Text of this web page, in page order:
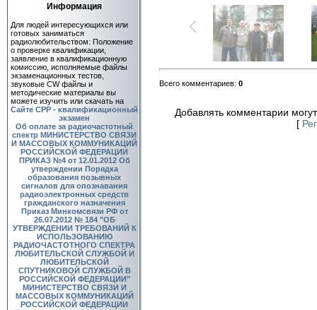
Информация
Для людей интересующихся или
готовых заниматься
радиолюбительством: Положение
о проверке квалификации,
заявление в квалификационную
комиссию, исполняемые файлы
экзаменационных тестов,
звуковые CW файлы и
методические материалы вы
можете изучить или скачать на
Сайте СРР - квалификационный
экзамен
Об оплате за радиочастотный
спектр МИНИСТЕРСТВО СВЯЗИ
И МАССОВЫХ КОММУНИКАЦИЙ
РОССИЙСКОЙ ФЕДЕРАЦИИ
ПРИКАЗ №4 от 12.01.2012 Об
утверждении Порядка
образования позывных
сигналов для опознавания
радиоэлектронных средств
гражданского назначения
Приказ Минкомсвязи РФ от
26.07.2012 № 184 "ОБ
УТВЕРЖДЕНИИ ТРЕБОВАНИЙ К
ИСПОЛЬЗОВАНИЮ
РАДИОЧАСТОТНОГО СПЕКТРА
ЛЮБИТЕЛЬСКОЙ СЛУЖБОЙ И
ЛЮБИТЕЛЬСКОЙ
СПУТНИКОВОЙ СЛУЖБОЙ В
РОССИЙСКОЙ ФЕДЕРАЦИИ"
МИНИСТЕРСТВО СВЯЗИ И
МАССОВЫХ КОММУНИКАЦИЙ
РОССИЙСКОЙ ФЕДЕРАЦИИ
Всего комментариев: 0
Добавлять комментарии
[